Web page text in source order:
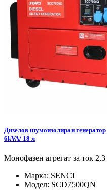
Дизелов шумоизолиран
6kVA/ 18 л
Монофазен агрегат за ток
Марка: SENCI
Модел: SCD7500QN